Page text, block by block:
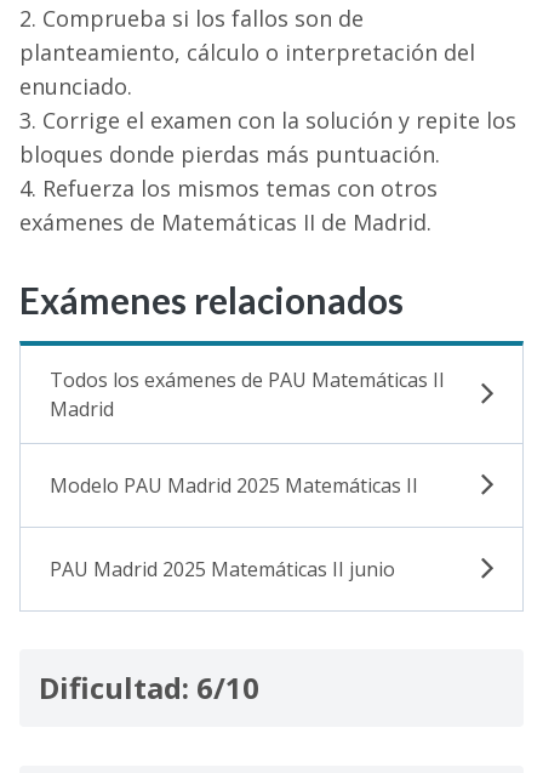
Comprueba si los fallos son de
planteamiento, cálculo o interpretación del
enunciado.
Corrige el examen con la solución y repite los
bloques donde pierdas más puntuación.
Refuerza los mismos temas con otros
exámenes de Matemáticas II de Madrid.
Exámenes relacionados
Todos los exámenes de PAU Matemáticas II
Madrid
Modelo PAU Madrid 2025 Matemáticas II
PAU Madrid 2025 Matemáticas II junio
Dificultad: 6/10